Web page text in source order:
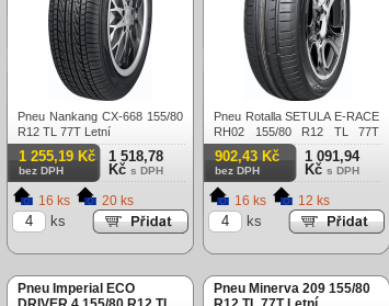
Pneu Nankang CX-668 155/80
R12 TL 77T Letní
1 255,19 Kč
bez DPH
1 518,78
Kč s DPH
16 ks 20 ks
ks
Pneu Rotalla SETULA E-RACE
RH02 155/80 R12 TL 77T
Letní
902,43 Kč
bez DPH
1 091,94
Kč s DPH
16 ks 12 ks
ks
Pneu Imperial ECO
Pneu Minerva 209 155/80